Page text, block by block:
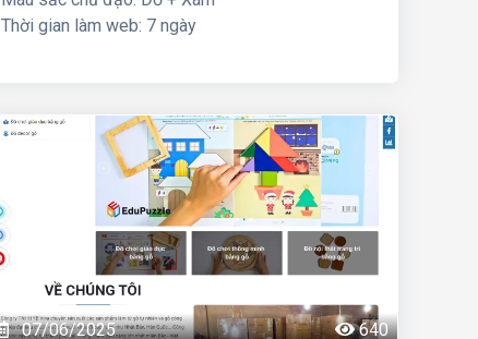
Thời gian làm web: 7 ngày
07/06/2025 640